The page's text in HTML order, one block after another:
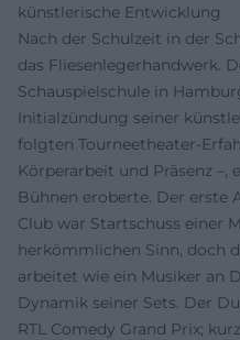
künstlerische Entwicklung
Nach der Schulzeit in der
das Fliesenlegerhandwerk.
Schauspielschule in
Initialzündung seiner
folgten Tourneetheater-
Körperarbeit und Präsenz –,
Bühnen eroberte. Der
Club war Startschuss einer
herkömmlichen Sinn, doch
arbeitet wie ein Musiker an
Dynamik seiner Sets. Der
RTL Comedy Grand Prix;